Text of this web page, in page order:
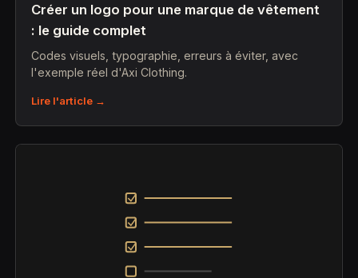
Créer un logo pour une marque de vêtement
: le guide complet
Codes visuels, typographie, erreurs à éviter, avec
l'exemple réel d'Axi Clothing.
Lire l'article →